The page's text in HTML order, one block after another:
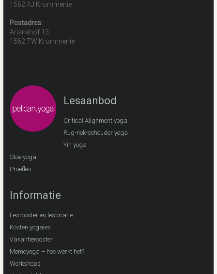
1562 AJ Krommenie
Postadres:
Arianehof 13
1562 TW Krommenie
Lesaanbod
Critical Alignment yoga
Rug-nek-schouder yoga
Yin yoga
Stoelyoga
Proefles
Informatie
Lesrooster en leslocatie
Kosten yogales
Vakantierooster
Momoyoga – hoe werkt het?
Workshops